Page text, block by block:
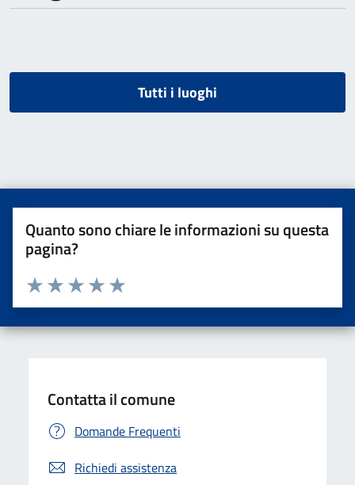
Tutti i luoghi
Quanto sono chiare le informazioni su questa
pagina?
Valuta da 1 a 5 stelle la pagina
Valuta 5 stelle su 5
Valuta 4 stelle su 5
Valuta 3 stelle su 5
Valuta 2 stelle su 5
Valuta una stella su 5
Contatta il comune
Domande Frequenti
Richiedi assistenza